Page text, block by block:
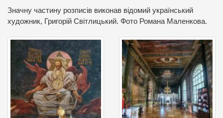
Значну частину розписів виконав відомий український
художник, Григорій Світлицький. Фото Романа Маленкова.